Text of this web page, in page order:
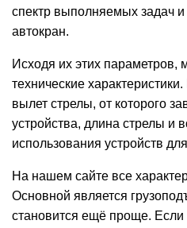
спектр выполняемых задач
автокран.
Исходя их этих параметров,
технические
вылет стрелы, от которого
устройства, длина стрелы и
использования устройств
На нашем сайте все
Основной является
становится ещё проще. Если